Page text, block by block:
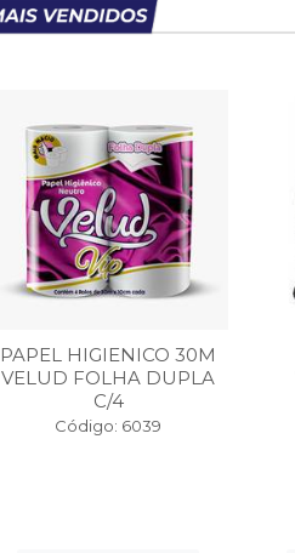
PAPEL HIGIENICO 30M
VELUD FOLHA DUPLA
C/4
Código: 6039